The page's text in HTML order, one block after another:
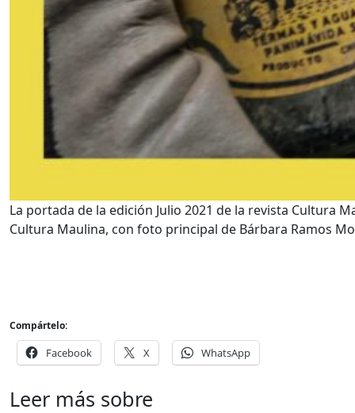
La portada de la edición Julio 2021 de la revista Cultura
Cultura Maulina, con foto principal de Bárbara Ramos
Compártelo:
Facebook X WhatsApp
Leer más sobre